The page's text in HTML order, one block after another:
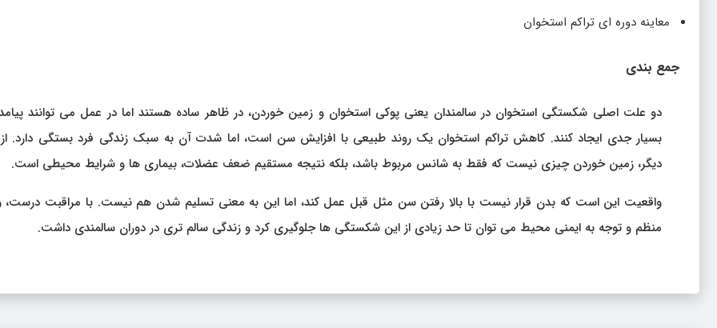
معاینه دوره ای تراکم استخوان
جمع بندی
دو علت اصلی شکستگی استخوان در سالمندان یعنی پوکی استخوان و زمین خوردن، در ظاهر ساده هستند اما در عمل می توانند
بسیار جدی ایجاد کنند. کاهش تراکم استخوان یک روند طبیعی با افزایش سن است، اما شدت آن به سبک زندگی فرد بستگی دارد.
دیگر، زمین خوردن چیزی نیست که فقط به شانس مربوط باشد، بلکه نتیجه مستقیم ضعف عضلات، بیماری ها و شرایط محیطی است.
واقعیت این است که بدن قرار نیست با بالا رفتن سن مثل قبل عمل کند، اما این به معنی تسلیم شدن هم نیست. با مراقبت
منظم و توجه به ایمنی محیط می توان تا حد زیادی از این شکستگی ها جلوگیری کرد و زندگی سالم تری در دوران سالمندی داشت.